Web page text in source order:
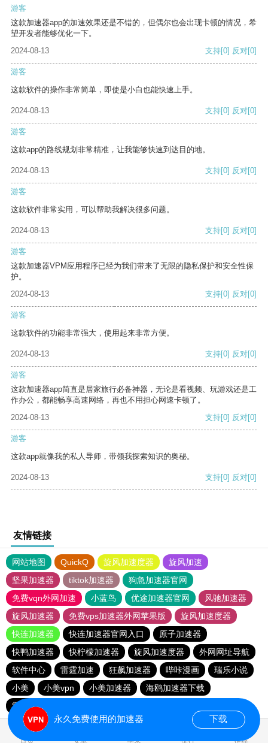
游客
这款加速器app的加速效果还是不错的，但偶尔也会出现卡顿的情况，希
望开发者能够优化一下。
2024-08-13
支持[0] 反对[0]
游客
这款软件的操作非常简单，即使是小白也能快速上手。
2024-08-13 支持[0] 反对[0]
游客
这款app的路线规划非常精准，让我能够快速到达目的地。
2024-08-13 支持[0] 反对[0]
游客
这款软件非常实用，可以帮助我解决很多问题。
2024-08-13 支持[0] 反对[0]
游客
这款加速器VPM应用程序已经为我们带来了无限的隐私保护和安全性保
护。
2024-08-13
支持[0] 反对[0]
游客
这款软件的功能非常强大，使用起来非常方便。
2024-08-13 支持[0] 反对[0]
游客
这款加速器app简直是居家旅行必备神器，无论是看视频、玩游戏还是工
作办公，都能畅享高速网络，再也不用担心网速卡顿了。
2024-08-13
支持[0] 反对[0]
游客
这款app就像我的私人导师，带领我探索知识的奥秘。
2024-08-13 支持[0] 反对[0]
友情链接
网站地图 QuickQ 旋风加速度器
旋风加速
坚果加速器
tiktok加速器
狗急加速器官网
免费vqn外网加速
小蓝鸟 优途加速器官网
风驰加速器
旋风加速器
免费vps加速器外网苹果版
旋风加速度器
快连加速器
快连加速器官网入口
原子加速器
快鸭加速器
快柠檬加速器 旋风加速度器
外网网址导航
软件中心
雷霆加速 狂飙加速器 哔咔漫画
瑞乐小说
小美
小美vpn 小美加速器
海鸥加速器下载
雷霆加速版ins
首页 安卓 苹果 排行 推荐
永久免费使用的加速器 下载
0.015128s